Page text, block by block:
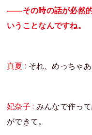
――その時の話が必然
いうことなんですね。
真夏 : それ、めっちゃあ
妃奈子 : みんなで作っ
ができて。